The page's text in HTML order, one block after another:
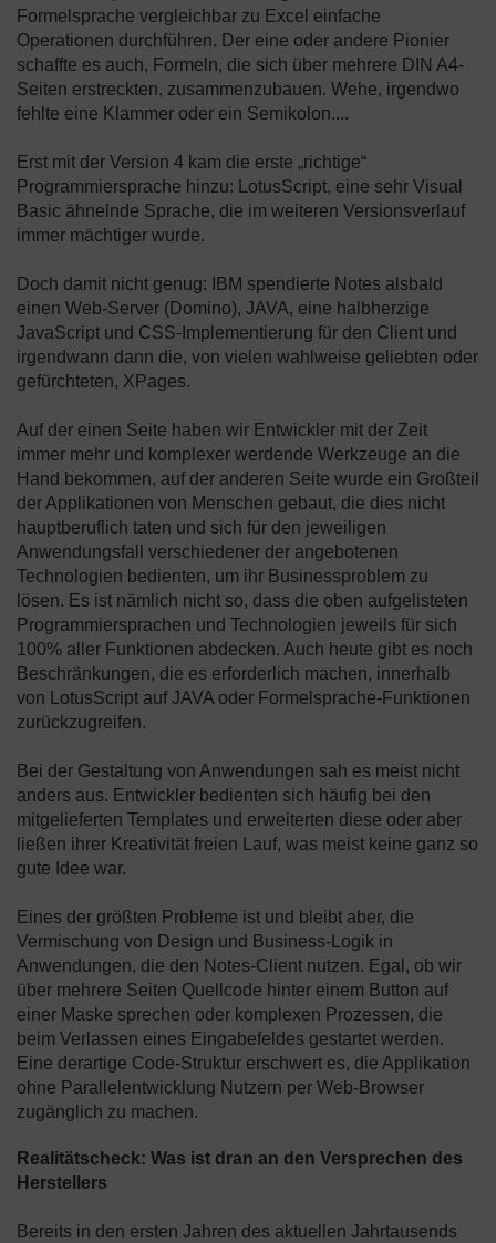
Formelsprache vergleichbar zu Excel einfache
Operationen durchführen. Der eine oder andere Pionier
schaffte es auch, Formeln, die sich über mehrere DIN A4-
Seiten erstreckten, zusammenzubauen. Wehe, irgendwo
fehlte eine Klammer oder ein Semikolon....
Erst mit der Version 4 kam die erste „richtige“
Programmiersprache hinzu: LotusScript, eine sehr Visual
Basic ähnelnde Sprache, die im weiteren Versionsverlauf
immer mächtiger wurde.
Doch damit nicht genug: IBM spendierte Notes alsbald
einen Web-Server (Domino), JAVA, eine halbherzige
JavaScript und CSS-Implementierung für den Client und
irgendwann dann die, von vielen wahlweise geliebten oder
gefürchteten, XPages.
Auf der einen Seite haben wir Entwickler mit der Zeit
immer mehr und komplexer werdende Werkzeuge an die
Hand bekommen, auf der anderen Seite wurde ein Großteil
der Applikationen von Menschen gebaut, die dies nicht
hauptberuflich taten und sich für den jeweiligen
Anwendungsfall verschiedener der angebotenen
Technologien bedienten, um ihr Businessproblem zu
lösen. Es ist nämlich nicht so, dass die oben aufgelisteten
Programmiersprachen und Technologien jeweils für sich
100% aller Funktionen abdecken. Auch heute gibt es noch
Beschränkungen, die es erforderlich machen, innerhalb
von LotusScript auf JAVA oder Formelsprache-Funktionen
zurückzugreifen.
Bei der Gestaltung von Anwendungen sah es meist nicht
anders aus. Entwickler bedienten sich häufig bei den
mitgelieferten Templates und erweiterten diese oder aber
ließen ihrer Kreativität freien Lauf, was meist keine ganz so
gute Idee war.
Eines der größten Probleme ist und bleibt aber, die
Vermischung von Design und Business-Logik in
Anwendungen, die den Notes-Client nutzen. Egal, ob wir
über mehrere Seiten Quellcode hinter einem Button auf
einer Maske sprechen oder komplexen Prozessen, die
beim Verlassen eines Eingabefeldes gestartet werden.
Eine derartige Code-Struktur erschwert es, die Applikation
ohne Parallelentwicklung Nutzern per Web-Browser
zugänglich zu machen.
Realitätscheck: Was ist dran an den Versprechen des
Herstellers
Bereits in den ersten Jahren des aktuellen Jahrtausends